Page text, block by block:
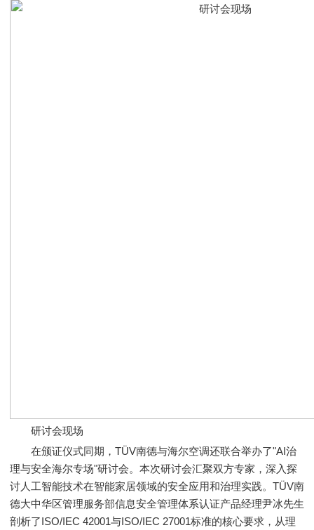
研讨会现场
在颁证仪式同期，TÜV南德与海尔空调还联合举办了"AI治
理与安全海尔专场"研讨会。本次研讨会汇聚双方专家，深入探
讨人工智能技术在智能家居领域的安全应用和治理实践。TÜV南
德大中华区管理服务部信息安全管理体系认证产品经理尹冰先生
剖析了ISO/IEC 42001与ISO/IEC 27001标准的核心要求，从理